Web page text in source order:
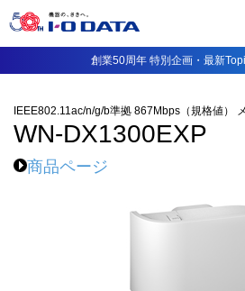
創業50周年 特別企画・最新
IEEE802.11ac/n/g/b準拠 867Mbps（規格値）
WN-DX1300EXP
商品ページ